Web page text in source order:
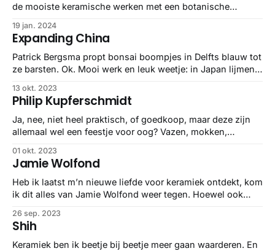
de mooiste keramische werken met een botanische
resultaat is een collectie van een soort buitenaardse flora.
Pretty neat.
19 jan. 2024
Expanding China
Patrick Bergsma propt bonsai boompjes in Delfts blauw tot
ze barsten. Ok. Mooi werk en leuk weetje: in Japan lijmen
zichtbaar is, want deel van de geschiedenis van het object.
That’s nice.
13 okt. 2023
Philip Kupferschmidt
Ja, nee, niet heel praktisch, of goedkoop, maar deze zijn
allemaal wel een feestje voor oog? Vazen, mokken,
01 okt. 2023
Jamie Wolfond
Heb ik laatst m’n nieuwe liefde voor keramiek ontdekt, kom
ik dit alles van Jamie Wolfond weer tegen. Hoewel ook
26 sep. 2023
Shih
Keramiek ben ik beetje bij beetje meer gaan waarderen. En